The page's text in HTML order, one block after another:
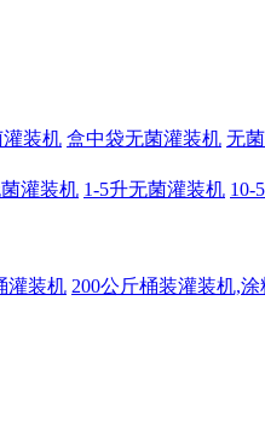
装机 盒中袋无菌灌装机 无
灌装机 1-5升无菌灌装机 10-
灌装机 200公斤桶装灌装机,